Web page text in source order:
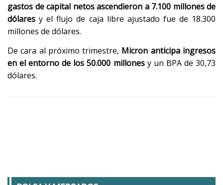
gastos de capital netos ascendieron a 7.100 millones de
dólares y el flujo de caja libre ajustado fue de 18.300
millones de dólares.
De cara al próximo trimestre, Micron anticipa ingresos
en el entorno de los 50.000 millonesy un BPA de 30,73
dólares.